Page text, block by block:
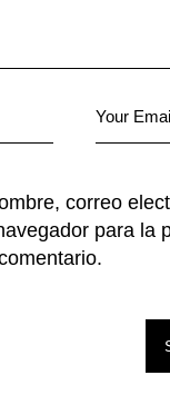
correo
para la